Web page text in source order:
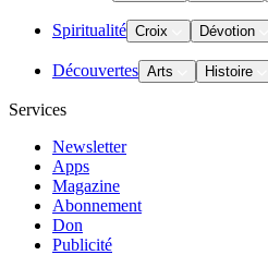
Spiritualité Croix Dévotion
Découvertes Arts Histoire
Services
Newsletter
Apps
Magazine
Abonnement
Don
Publicité